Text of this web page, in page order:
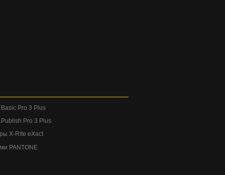
Pro 3 Plus
Pro 3 Plus
X-Rite eXact
PANTONE